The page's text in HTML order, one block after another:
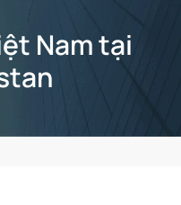
Nam tại